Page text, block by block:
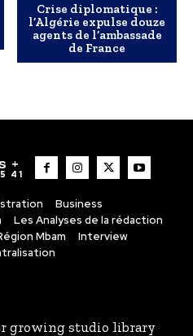
Crise diplomatique :
l’Algérie expulse douze
agents de l’ambassade
de France
+
41
Business
Les Analyses de la rédaction
Mbam
Interview
growing studio library